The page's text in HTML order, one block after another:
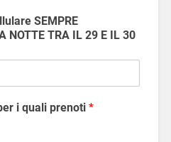
SEMPRE
NOTTE TRA IL 29 E IL 30
i quali prenoti *